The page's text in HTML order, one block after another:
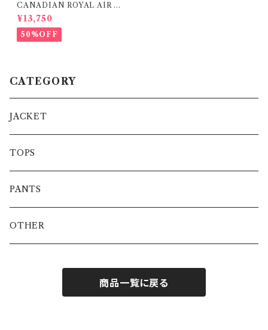
CANADIAN ROYAL AIR F
ORCE COLD & WET WEA
THER PARKA カナディアンゴ
アテックス カナダ軍 ロイヤルエ
アフォース
¥13,750
50%OFF
CATEGORY
JACKET
TOPS
PANTS
OTHER
商品一覧に戻る